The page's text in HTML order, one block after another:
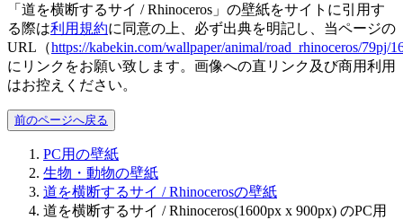
「道を横断するサイ / Rhinoceros」の壁紙をサイトに引用す
る際は利用規約に同意の上、必ず出典を明記し、当ページの
URL（https://kabekin.com/wallpaper/animal/road_rhinoceros/79pj/
にリンクをお願い致します。画像への直リンク及び商用利用
はお控えください。
前のページへ戻る
PC用の壁紙
生物・動物の壁紙
道を横断するサイ / Rhinocerosの壁紙
道を横断するサイ / Rhinoceros(1600px x 900px) のPC用